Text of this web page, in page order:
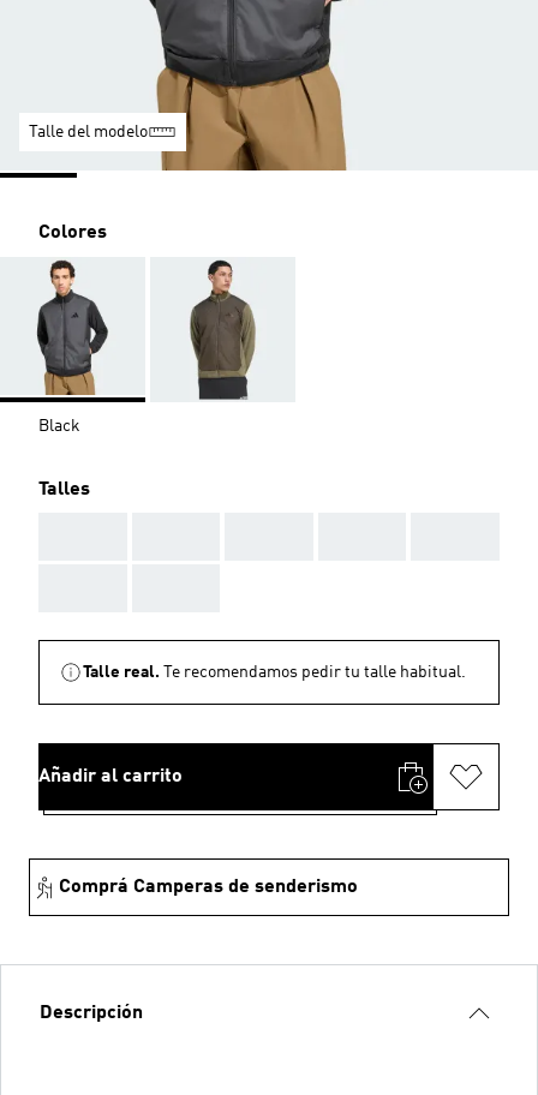
Talle del modelo
Colores
Black
Talles
Talle real. Te recomendamos pedir tu talle habitual.
Añadir al carrito
Comprá Camperas de senderismo
Descripción